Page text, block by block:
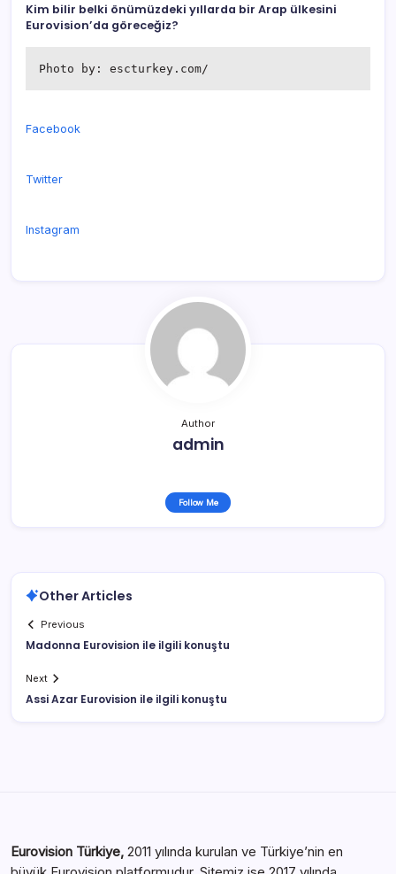
Kim bilir belki önümüzdeki yıllarda bir Arap ülkesini
Eurovision’da göreceğiz?
Photo by: escturkey.com/
Facebook
Twitter
Instagram
Author
admin
Follow Me
Other Articles
Previous
Madonna Eurovision ile ilgili konuştu
Next
Assi Azar Eurovision ile ilgili konuştu
Eurovision Türkiye, 2011 yılında kurulan ve Türkiye’nin en